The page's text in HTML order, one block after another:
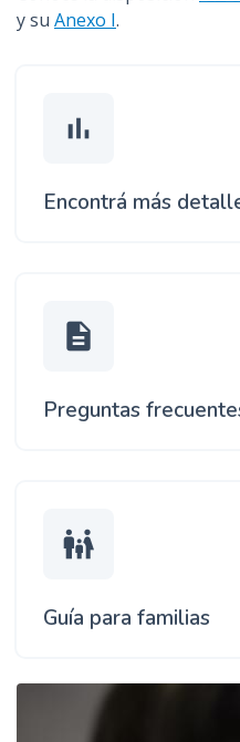
y su Anexo I.
bar_chart
Encontrá más
description
Preguntas
family_restroom
Guía para familias